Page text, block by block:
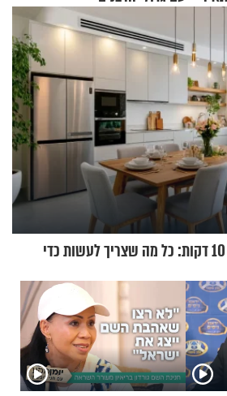
הבית יריח טוב יותר תוך 10 דקות: כל מה שצריך לעשות כדי